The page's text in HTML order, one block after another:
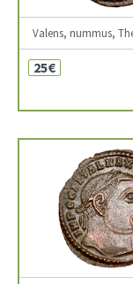
Valens, nummus,
25€